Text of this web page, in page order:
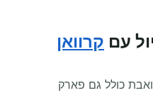
עם קרוואן
כולל גם פארק